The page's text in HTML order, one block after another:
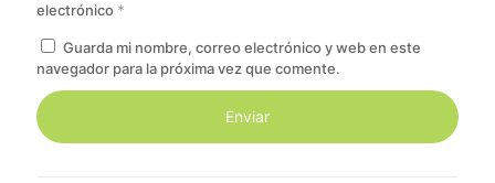
electrónico *
Guarda mi nombre, correo electrónico y web en este
navegador para la próxima vez que comente.